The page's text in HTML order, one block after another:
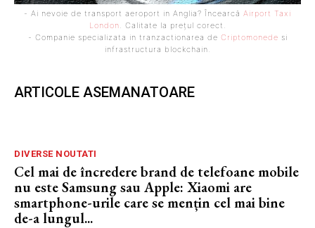
- Ai nevoie de transport aeroport in Anglia? Încearcă Airport Taxi
London . Calitate la prețul corect.
- Companie specializata in tranzactionarea de Criptomonede si
infrastructura blockchain.
ARTICOLE ASEMANATOARE
DIVERSE NOUTATI
Cel mai de încredere brand de telefoane mobile
nu este Samsung sau Apple: Xiaomi are
smartphone-urile care se mențin cel mai bine
de-a lungul...